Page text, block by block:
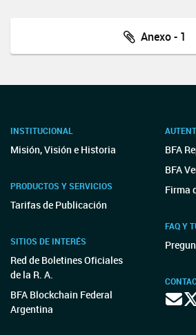
Anexo - 1
INSTITUCIONAL
Misión, Visión e Historia
PRODUCTOS Y SERVICIOS
Tarifas de Publicación
SITIOS DE INTERÉS
Red de Boletines Oficiales
de la R. A.
BFA Blockchain Federal
Argentina
BFA
BFA
Firma
FAQ Y